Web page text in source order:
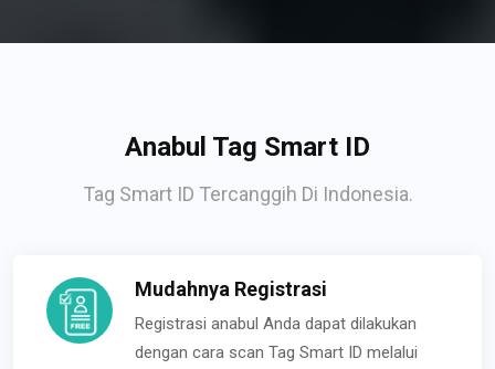
Anabul Tag Smart ID
Tag Smart ID Tercanggih Di Indonesia.
Mudahnya Registrasi
Registrasi anabul Anda dapat dilakukan
dengan cara scan Tag Smart ID melalui